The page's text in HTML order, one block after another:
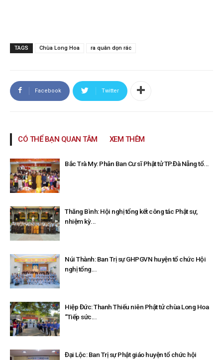
TAGS Chùa Long Hoa ra quân dọn rác
Facebook Twitter
CÓ THỂ BẠN QUAN TÂM XEM THÊM
Bắc Trà My: Phân Ban Cư sĩ Phật tử TP.Đà Nẵng tổ...
Thăng Bình: Hội nghị tổng kết công tác Phật sự,
nhiệm kỳ...
Núi Thành: Ban Trị sự GHPGVN huyện tổ chức Hội
nghị tổng...
Hiệp Đức: Thanh Thiếu niên Phật tử chùa Long Hoa
“Tiếp sức...
Đại Lộc: Ban Trị sự Phật giáo huyện tổ chức hội